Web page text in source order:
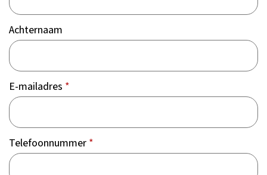
Achternaam
E-mailadres *
Telefoonnummer *